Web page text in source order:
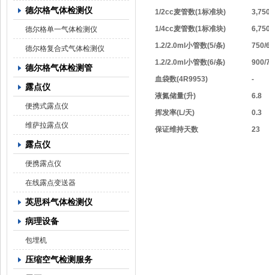
德尔格气体检测仪
德尔格单一气体检测仪
德尔格复合式气体检测仪
德尔格气体检测管
露点仪
便携式露点仪
维萨拉露点仪
露点仪
便携露点仪
在线露点变送器
英思科气体检测仪
病理设备
包埋机
压缩空气检测服务
1/2cc麦管数(1标准块)
1/4cc麦管数(1标准块)
1.2/2.0ml小管数(5/条)
750/
1.2/2.0ml小管数(6/条)
900/
血袋数(4R9953)
-
液氮储量(升)
6.8
挥发率(L/天)
0.3
保证维持天数
23